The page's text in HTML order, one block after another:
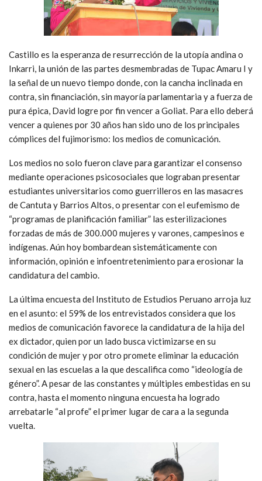
Castillo es la esperanza de resurrección de la utopía andina o
Inkarri, la unión de las partes desmembradas de Tupac Amaru I y
la señal de un nuevo tiempo donde, con la cancha inclinada en
contra, sin financiación, sin mayoría parlamentaria y a fuerza de
pura épica, David logre por fin vencer a Goliat. Para ello deberá
vencer a quienes por 30 años han sido uno de los principales
cómplices del fujimorismo: los medios de comunicación.
Los medios no solo fueron clave para garantizar el consenso
mediante operaciones psicosociales que lograban presentar
estudiantes universitarios como guerrilleros en las masacres
de Cantuta y Barrios Altos, o presentar con el eufemismo de
“programas de planificación familiar” las esterilizaciones
forzadas de más de 300.000 mujeres y varones, campesinos e
indígenas. Aún hoy bombardean sistemáticamente con
información, opinión e infoentretenimiento para erosionar la
candidatura del cambio.
La última encuesta del Instituto de Estudios Peruano arroja luz
en el asunto: el 59% de los entrevistados considera que los
medios de comunicación favorece la candidatura de la hija del
ex dictador, quien por un lado busca victimizarse en su
condición de mujer y por otro promete eliminar la educación
sexual en las escuelas a la que descalifica como “ideología de
género”. A pesar de las constantes y múltiples embestidas en su
contra, hasta el momento ninguna encuesta ha logrado
arrebatarle “al profe” el primer lugar de cara a la segunda
vuelta.